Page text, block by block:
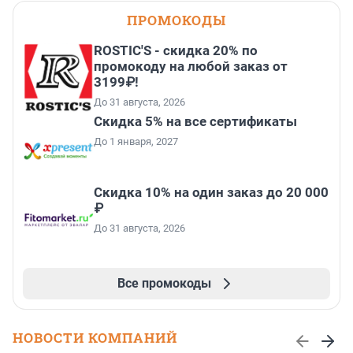
ПРОМОКОДЫ
ROSTIC'S - скидка 20% по
промокоду на любой заказ от
3199₽!
До 31 августа, 2026
Скидка 5% на все сертификаты
До 1 января, 2027
Скидка 10% на один заказ до 20 000
₽
До 31 августа, 2026
Все промокоды
НОВОСТИ КОМПАНИЙ